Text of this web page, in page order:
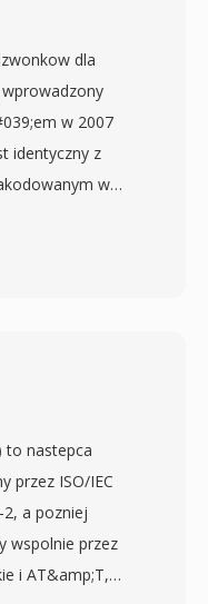
dla
w 2007
identyczny z
w
istotnymi
i
na
jako AAC,
i zmianie
na
to nastepca
przez ISO/IEC
2, a pozniej
wspolnie przez
i AT&amp;T,